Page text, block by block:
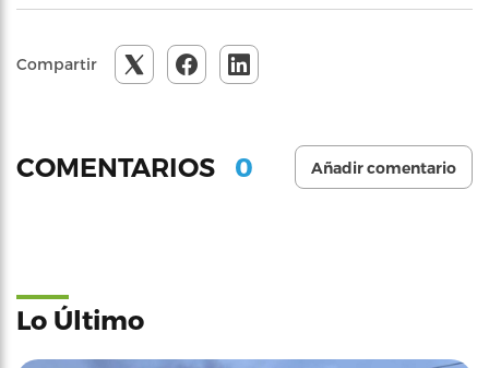
Compartir
COMENTARIOS 0 Añadir comentario
Lo Último